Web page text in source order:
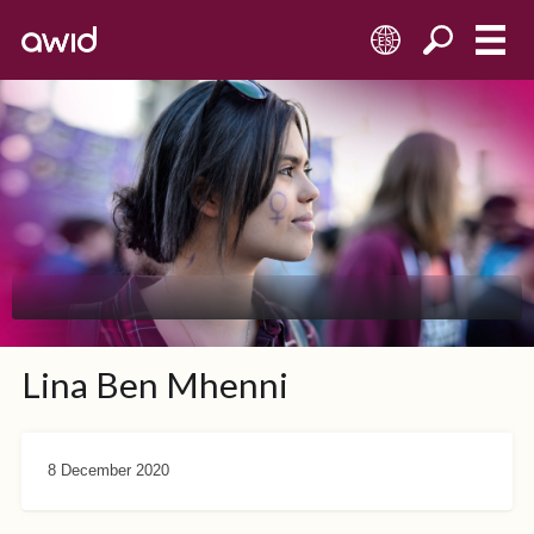
ES
Lina Ben Mhenni
8 December 2020